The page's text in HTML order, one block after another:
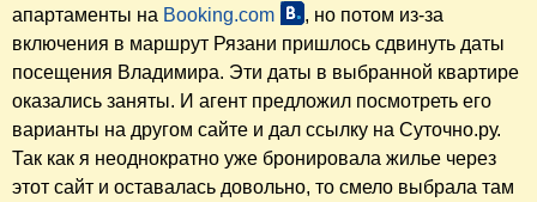
апартаменты на Booking.com
, но потом из-за
включения в маршрут Рязани пришлось сдвинуть даты
посещения Владимира. Эти даты в выбранной квартире
оказались заняты. И агент предложил посмотреть его
варианты на другом сайте и дал ссылку на Суточно.ру.
Так как я неоднократно уже бронировала жилье через
этот сайт и оставалась довольно, то смело выбрала там